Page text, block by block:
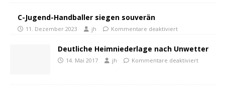
C-Jugend-Handballer siegen souverän
11. Dezember 2023 jh Kommentare deaktiviert
Deutliche Heimniederlage nach Unwetter
14. Mai 2017 jh Kommentare deaktiviert